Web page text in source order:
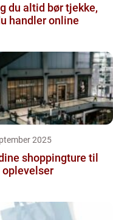
du altid bør tjekke,
handler online
2025
shoppingture til
oplevelser